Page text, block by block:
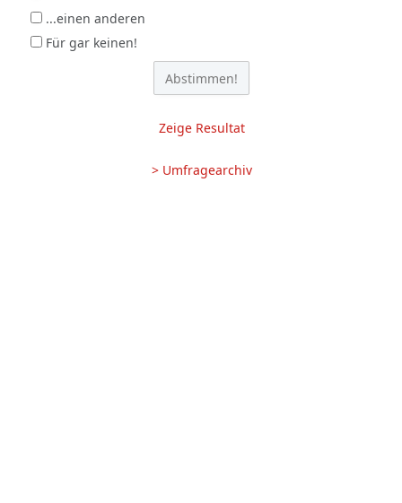
...einen anderen
Für gar keinen!
Zeige Resultat
> Umfragearchiv